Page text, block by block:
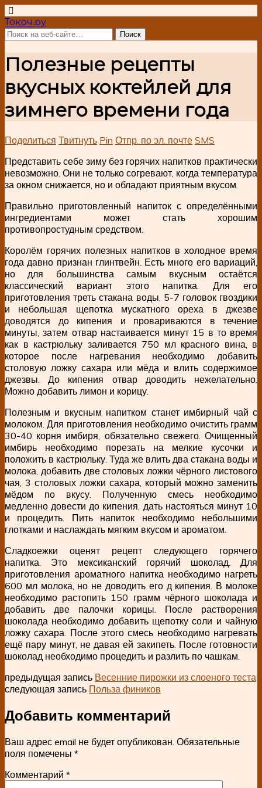
Токоч.ру
Полезные рецепты
вкусных коктейлей для
зимнего времени года
Поделиться Твитнуть Pin Отпр. по эл. почте SMS
Представить себе зиму без горячих напитков практически
невозможно. Они не только согревают, когда температура
за окном снижается, но и обладают приятным вкусом.
Правильно приготовленный напиток с определёнными
ингредиентами может стать хорошим
противопростудным средством.
Королём горячих полезных напитков в холодное время
года давно признан глинтвейн. Есть много его вариаций,
но для большинства самым вкусным остаётся
классический вариант этого напитка. Для его
приготовления треть стакана воды, 5-7 головок гвоздики
и небольшая щепотка мускатного ореха в джезве
доводятся до кипения и провариваются в течение
минуты, затем отвар настаивается минут 15 в то время
как в кастрюльку заливается 750 мл красного вина, в
которое после нагревания необходимо добавить
столовую ложку сахара или мёда и влить содержимое
джезвы. До кипения отвар доводить нежелательно.
Можно добавить лимон и корицу.
Полезным и вкусным напитком станет имбирный чай с
молоком. Для приготовления необходимо очистить грамм
30-40 корня имбиря, обязательно свежего. Очищенный
имбирь необходимо порезать на мелкие кусочки и
положить в кастрюльку. Туда же влить два стакана воды и
молока, добавить две столовых ложки чёрного листового
чая, 3 столовых ложки сахара, который можно заменить
мёдом по вкусу. Полученную смесь необходимо
медленно довести до кипения, дать настояться минут 10
и процедить. Пить напиток необходимо небольшими
глотками и наслаждать мягким вкусом и ароматом.
Сладкоежки оценят рецепт следующего горячего
напитка. Это мексиканский горячий шоколад. Для
приготовления ароматного напитка необходимо нагреть
600 мл молока, но не доводить его д кипения. В молоке
необходимо растопить 150 грамм чёрного шоколада и
добавить две палочки корицы. После растворения
шоколада необходимо добавить щепотку соли и чайную
ложку сахара. После этого смесь необходимо нагревать
ещё пару минут, не давая ей закипеть. После готовности
шоколад необходимо процедить и разлить по чашкам.
предыдущая запись Весенние пирожки из слоеного теста
следующая запись Польза фиников
Добавить комментарий
Ваш адрес email не будет опубликован. Обязательные
поля помечены *
Комментарий *